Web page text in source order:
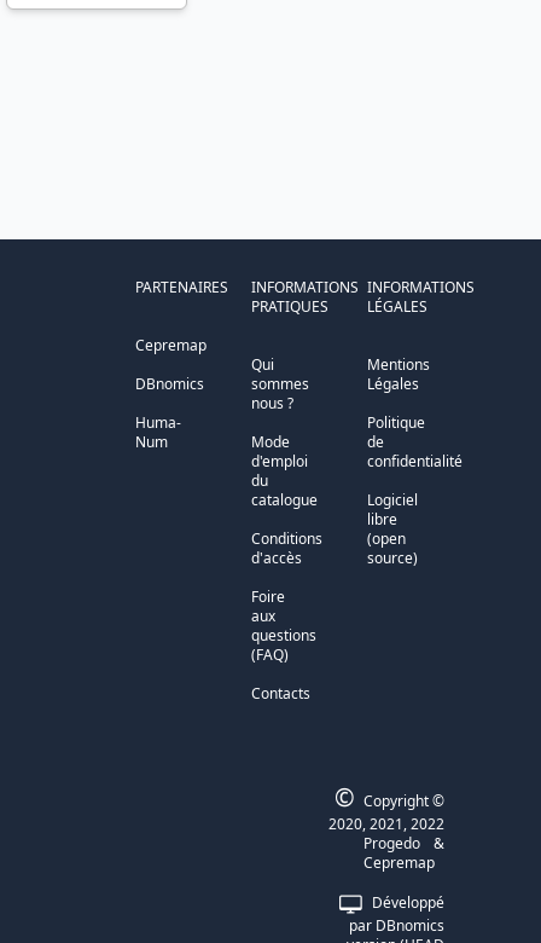
PARTENAIRES
Cepremap
DBnomics
Huma-
Num
INFORMATIONS
PRATIQUES
Qui
sommes
nous ?
Mode
d'emploi
du
catalogue
Conditions
d'accès
Foire
aux
questions
(FAQ)
Contacts
INFORMATIONS
LÉGALES
Mentions
Légales
Politique
de
confidentialité
Logiciel
libre
(open
source)
Développé
par DBnomics
© Copyright ©
2020, 2021, 2022
Progedo
&
Cepremap